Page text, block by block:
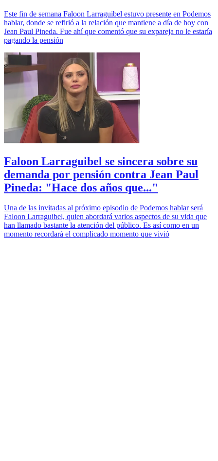
Este fin de semana Faloon Larraguibel estuvo presente en Podemos
hablar, donde se refirió a la relación que mantiene a día de hoy con
Jean Paul Pineda. Fue ahí que comentó que su expareja no le estaría
pagando la pensión
Faloon Larraguibel se sincera sobre su
demanda por pensión contra Jean Paul
Pineda: "Hace dos años que..."
Una de las invitadas al próximo episodio de Podemos hablar será
Faloon Larraguibel, quien abordará varios aspectos de su vida que
han llamado bastante la atención del público. Es así como en un
momento recordará el complicado momento que vivió